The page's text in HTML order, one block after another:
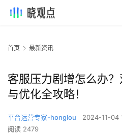
首页 最新资讯
客服压力剧增怎么办
与优化全攻略！
平台运营专家-honglou 2024-11-04
阅读 2479